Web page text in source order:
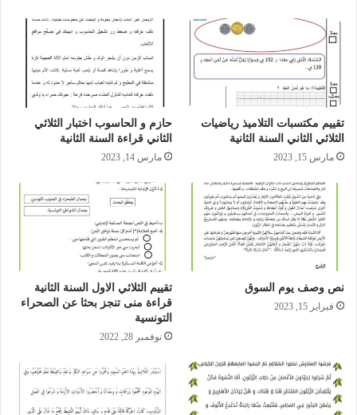
تقييم مكتسبات التلاميذ رياضيات
الثلاثي الثاني السنة الثانية
مارس 15, 2023
حازم و الحاسوب اختبار الثلاثي
الثاني قراءة السنة الثانية
مارس 14, 2023
نص وصف يوم السوق
فبراير 15, 2023
تقييم الثلاثي الاول السنة الثانية
قراءة منى تنجز بحثا عن الصحراء
التونسية
نوفمبر 28, 2022